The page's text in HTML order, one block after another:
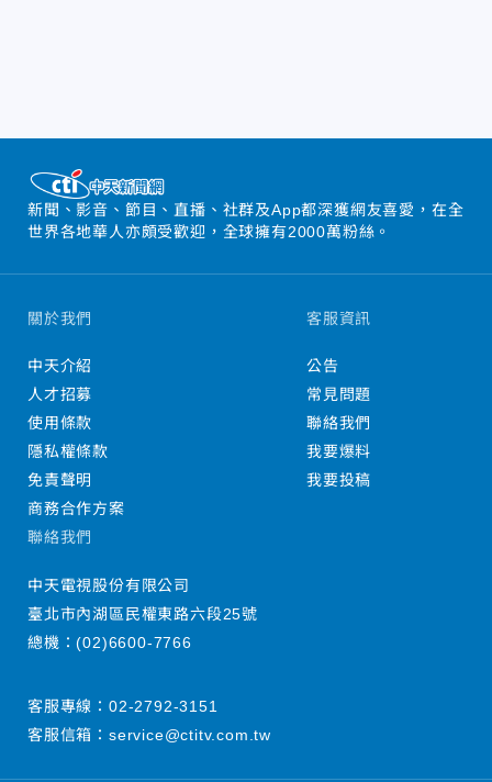
新聞、影音、節目、直播、社群及App都深獲網友喜愛，在全
世界各地華人亦頗受歡迎，全球擁有2000萬粉絲。
關於我們
中天介紹
人才招募
使用條款
隱私權條款
免責聲明
商務合作方案
客服資訊
公告
常見問題
聯絡我們
我要爆料
我要投稿
聯絡我們
中天電視股份有限公司
臺北市內湖區民權東路六段25號
總機：(02)6600-7766
客服專線： 02-2792-3151
客服信箱： service@ctitv.com.tw